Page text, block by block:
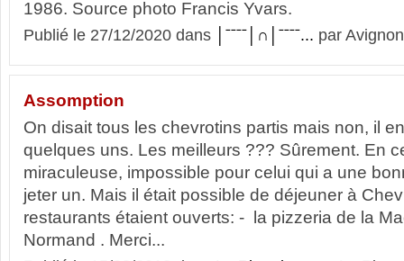
1986. Source photo Francis Yvars.
Publié le 27/12/2020 dans │ˉˉˉˉ│∩│ˉˉˉˉ... par
Assomption
On disait tous les chevrotins partis mais non, il
quelques uns. Les meilleurs ??? Sûrement. En
miraculeuse, impossible pour celui qui a une
jeter un. Mais il était possible de déjeuner à
restaurants étaient ouverts: - la pizzeria de la
Normand . Merci...